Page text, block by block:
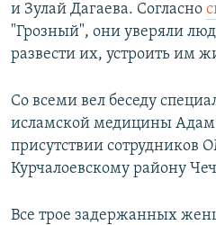
и Зулай Дагаева. Согласно
"Грозный", они уверяли
развести их, устроить им
Со всеми вел беседу
исламской медицины Адам
присутствии сотрудников
Курчалоевскому району
Все трое задержанных